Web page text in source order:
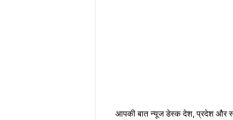
आपकी बात न्यूज डेस्क देश, प्रदेश और